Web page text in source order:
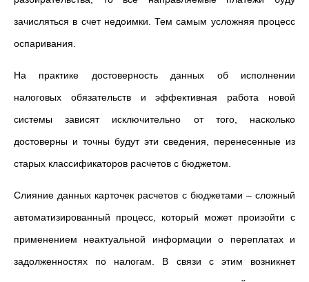
зачисляться в счет недоимки. Тем самым усложняя процесс
оспаривания.
На практике достоверность данных об исполнении
налоговых обязательств и эффективная работа новой
системы зависят исключительно от того, насколько
достоверны и точны будут эти сведения, перенесенные из
старых классификаторов расчетов с бюджетом.
Слияние данных карточек расчетов с бюджетами –сложный
автоматизированный процесс, который может произойти с
применением неактуальной информации о переплатах и
задолженностях по налогам. В связи с этим возникнет